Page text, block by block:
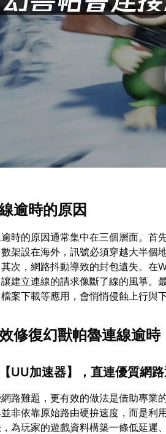
逾時的原因
時的原因通常集中在三個層面。首
架設在海外，訊號必須穿越大半個
次，網路抖動導致的封包遺失。在
建立連線的請求像斷了線的風箏。
檔案下載等應用，會悄悄侵蝕上行與
修復幻獸帕魯連線逾時
UU加速器】，直連優質網
路難題，更有效的做法是借助專
非依靠原始路由硬拚速度，而是利
為玩家的遊戲資料構築一條低延遲